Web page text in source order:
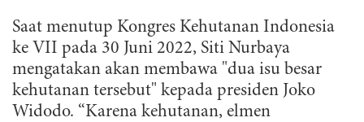
Saat menutup Kongres Kehutanan Indonesia
ke VII pada 30 Juni 2022, Siti Nurbaya
mengatakan akan membawa "dua isu besar
kehutanan tersebut" kepada presiden Joko
Widodo. “Karena kehutanan, elmen